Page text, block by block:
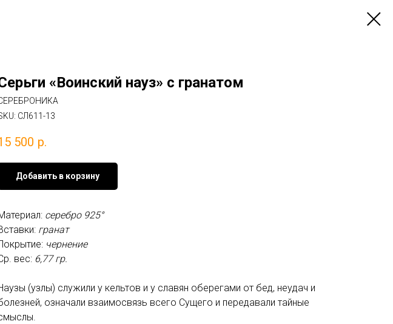
«Воинский науз» с гранатом
СЛ611-13
500 р.
Добавить в корзину
серебро 925°
гранат
чернение
вес: 6,77 гр.
(узлы) служили у кельтов и у славян оберегами от бед, неудач и
означали взаимосвязь всего Сущего и передавали тайные